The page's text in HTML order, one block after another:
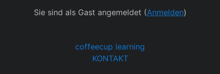
Sie sind als Gast angemeldet (Anmelden)
coffeecup learning
KONTAKT